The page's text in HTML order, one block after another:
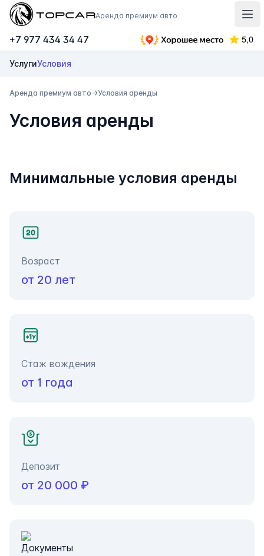
Topcar
Аренда премиум авто
+7 977 434 34 47
УслугиУсловия
Аренда премиум авто →Условия аренды
Условия аренды
Минимальные условия аренды
Возраст
от 20 лет
Стаж вождения
от 1 года
Депозит
от 20 000 ₽